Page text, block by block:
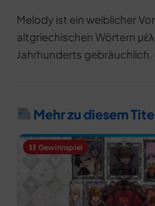
Melody ist ein weiblicher
altgriechischen Wörtern
Jahrhunderts gebräuchlich.
Mehr zu diesem
Gewinnspiel